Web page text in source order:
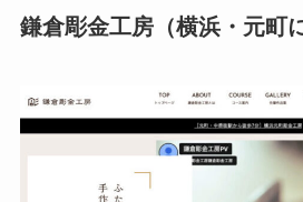
鎌倉彫金工房（横浜・元町